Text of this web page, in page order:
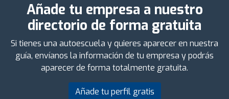
Añade tu empresa a nuestro
directorio de forma gratuita
Si tienes una autoescuela y quieres aparecer en nuestra
guía, envíanos la información de tu empresa y podrás
aparecer de forma totalmente gratuita.
Añade tu perfil gratis